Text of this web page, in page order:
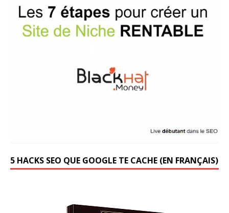
5 HACKS SEO QUE GOOGLE TE CACHE (EN FRANÇAIS)